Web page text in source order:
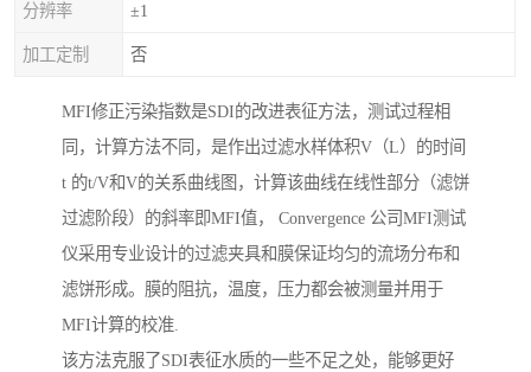
分辨率 ±1
加工定制 否
MFI修正污染指数是SDI的改进表征方法，测试过程相
同，计算方法不同，是作出过滤水样体积V（L）的时间
t 的t/V和V的关系曲线图，计算该曲线在线性部分（滤饼
过滤阶段）的斜率即MFI值， Convergence 公司MFI测试
仪采用专业设计的过滤夹具和膜保证均匀的流场分布和
滤饼形成。膜的阻抗，温度，压力都会被测量并用于
MFI计算的校准.
该方法克服了SDI表征水质的一些不足之处，能够更好